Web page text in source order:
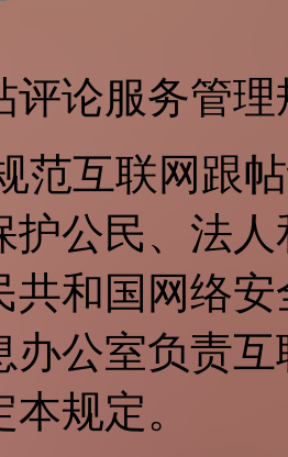
评论服务管理
范互联网跟
护公民、法
共和国网络
办公室负责
规定。